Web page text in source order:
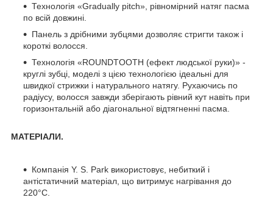
Технологія «Gradually pitch», рівномірний натяг пасма
по всій довжині.
Панель з дрібними зубцями дозволяє стригти також і
короткі волосся.
Технологія «ROUNDTOOTH (ефект людської руки)» -
круглі зубці, моделі з цією технологією ідеальні для
швидкої стрижки і натурального натягу. Рухаючись по
радіусу, волосся завжди зберігають рівний кут навіть при
горизонтальній або діагональної відтягненні пасма.
МАТЕРІАЛИ.
Компанія Y. S. Park використовує, небиткий і
антістатичний матеріал, що витримує нагрівання до
220°С.